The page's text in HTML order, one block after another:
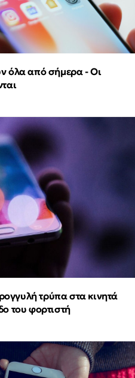
όλα από σήμερα - Οι
τρύπα στα κινητά
του φορτιστή